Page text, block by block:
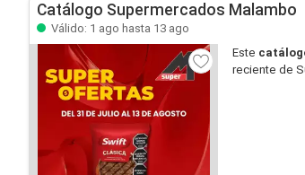
Catálogo Supermercados Malambo
Válido: 1 ago hasta 13 ago
Este
reciente de